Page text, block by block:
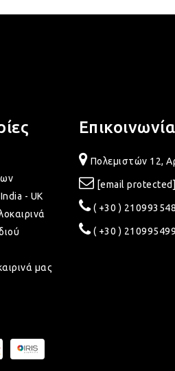
- UK
μας
Επικοινωνία
Πολεμιστών 12,
[email protected]
( +30 )
( +30 )